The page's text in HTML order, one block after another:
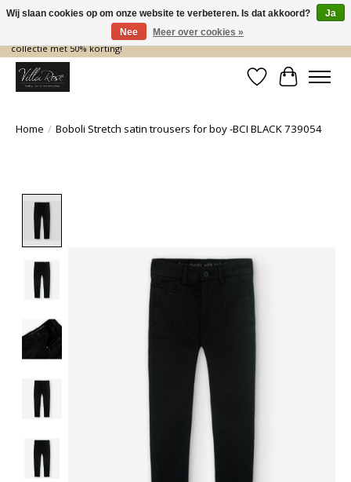
De nieuwe collectie komt eraan… en wij maken ruimte! Shop nu de zomer
collectie met 50% korting!
Verlanglijst
Home / Boboli Stretch satin trousers for boy -BCI BLACK 739054
Wij slaan cookies op om onze website te verbeteren. Is dat akkoord?
Ja
Nee
Meer over cookies »